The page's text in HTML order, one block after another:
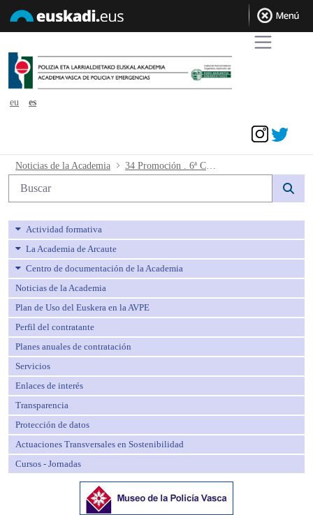
eu
es
34 Promoción . 6ª Conjunta.
Noticias de la Academia
Búsqueda web
Actividad formativa
La Academia de Arcaute
Centro de documentación de la Academia
Noticias de la Academia
Plan de Uso del Euskera en la AVPE
Perfil del contratante
Planes anuales de contratación
Servicios
Enlaces de interés
Transparencia
Protección de datos
Actuaciones Transversales en Sostenibilidad
Cursos - Jornadas